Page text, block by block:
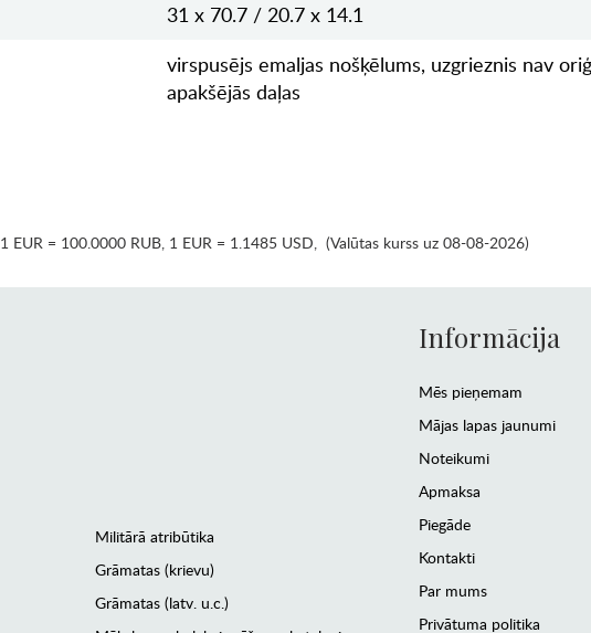
31 x 70.7 / 20.7 x 14.1
virspusējs emaljas nošķēlums, uzgrieznis nav
apakšējās daļas
1 EUR = 100.0000 RUB, 1 EUR = 1.1485 USD, (Valūtas kurss uz 08-08-2026)
Militārā atribūtika
Grāmatas (krievu)
Grāmatas (latv. u.c.)
Informācija
Mēs pieņemam
Mājas lapas jaunumi
Noteikumi
Apmaksa
Piegāde
Kontakti
Par mums
Privātuma politika